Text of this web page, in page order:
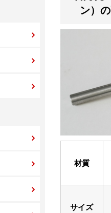
ン）
材質
サイズ